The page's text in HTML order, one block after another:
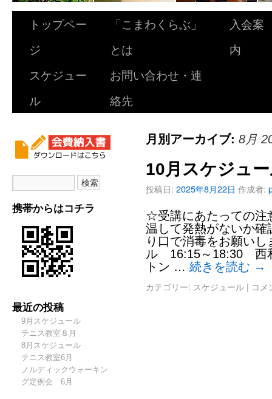
トップペー
ジ
「こまわくらぶ」
とは
入会案
内
スケジュー
ル
お問い合わせ・連
絡先
携帯からはコチラ
最近の投稿
9月スケジュール
テニス教室８月
8月スケジュール
テニス教室6月
ノルディックウォーキン
グ定例会 6月
月別アーカイブ: 8月
10月スケジュ
投稿日: 2025年8月22日 作成者:
☆受講にあたっての注
温して発熱がないか
り口で消毒をお願い
ル 16:15～18:30 西
トン … 続きを読む →
カテゴリー: スケジュール | コメ